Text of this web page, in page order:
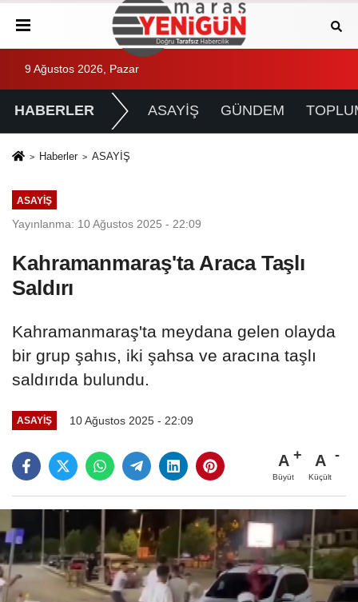
9 Ağustos 2026, Pazar
HABERLER ASAYİŞ GÜNDEM
Haberler ASAYİŞ
ASAYİŞ
Yayınlanma: 10 Ağustos 2025 - 22:09
Kahramanmaraş'ta Araca Taşlı
Saldırı
Kahramanmaraş'ta meydana gelen olayda
bir grup şahıs, iki şahsa ve aracına taşlı
saldırıda bulundu.
ASAYİŞ 10 Ağustos 2025 - 22:09
A
Büyüt
A
Küçült